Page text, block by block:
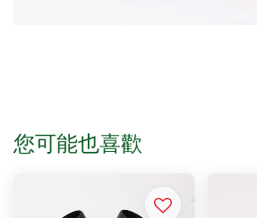
您可能也喜歡